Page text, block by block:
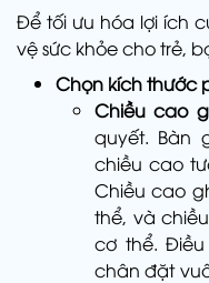
Để tối ưu hóa lợi ích
vệ sức khỏe cho trẻ,
Chọn kích thước
Chiều cao
quyết. Bàn
chiều cao
Chiều cao
thể, và
cơ thể.
chân đặt